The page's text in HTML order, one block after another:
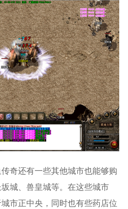
奇还有一些其他城市也能够购
城、兽皇城等。在这些城市
市正中央，同时也有些药店位